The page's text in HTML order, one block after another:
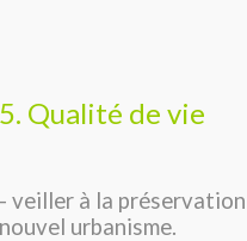
5. Qualité de vie
- veiller à la
nouvel urbanisme.